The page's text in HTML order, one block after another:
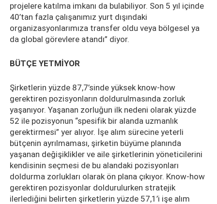
projelere katılma imkanı da bulabiliyor. Son 5 yıl içinde
40’tan fazla çalışanımız yurt dışındaki
organizasyonlarımıza transfer oldu veya bölgesel ya
da global görevlere atandı” diyor.
BÜTÇE YETMİYOR
Şirketlerin yüzde 87,7’sinde yüksek know-how
gerektiren pozisyonların doldurulmasında zorluk
yaşanıyor. Yaşanan zorluğun ilk nedeni olarak yüzde
52 ile pozisyonun “spesifik bir alanda uzmanlık
gerektirmesi” yer alıyor. İşe alım sürecine yeterli
bütçenin ayrılmaması, şirketin büyüme planında
yaşanan değişiklikler ve aile şirketlerinin yöneticilerini
kendisinin seçmesi de bu alandaki pozisyonları
doldurma zorlukları olarak ön plana çıkıyor. Know-how
gerektiren pozisyonlar doldurulurken stratejik
ilerlediğini belirten şirketlerin yüzde 57,1’i işe alım